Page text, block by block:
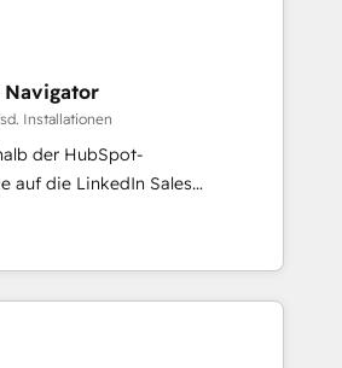
Navigator
Installationen
der HubSpot-
auf die LinkedIn Sales